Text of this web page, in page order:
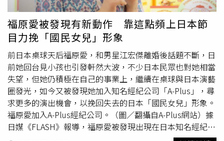
融學院
客座副教授）與Argyle Street Management Limited
合夥人Douglas Lui代表提案的外資公司於今天舉行記者
會，說明投資可成的初衷。兩人強調，「我們很有耐心，提
案會不會被列入股東會議案，都會出席5月底股東會，也不
會因此賣出股權撤退」，意味向可成爭取「還給股東提案
權、股利分派權」有心理準備被排除，但也會因此長期奮鬥
透過各種管道與方式，獲取可成的同意。兩家外資持股可成
超過1％，遂對可成5月股東常會共同提案「修正公司章
程」，認為可成剝奪股東對公司期末盈餘為現金股利分派的
提案權，實與金管會推動公司治理藍圖中的「便利股東行使
股東權利」及「強化機構投資人對公司治理的影響」的精神
相悖，故提案刪除公司章程第18條第4項等。這二家外資一
福原愛被發現有新動作 靠這點頻上日本節
目力挽「國民女兒」形象
前日本桌球天后福原愛，和男星江宏傑離婚後話題不斷，日
前她回台見小孩也引發軒然大波，不少日本民眾也對她相當
失望，但她仍積極在自己的事業上，繼續在桌球與日本演藝
圈發光，如今又被發現她加入知名經紀公司「A-Plus」，尋
求更多的演出機會，以挽回失去的日本「國民女兒」形象。
福原愛加入A-Plus經紀公司。（圖／翻攝自A-Plus網站）據
日媒《FLASH》報導，福原愛被發現出現在日本知名經紀公